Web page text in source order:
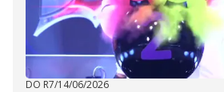
DO R7/14/06/2026